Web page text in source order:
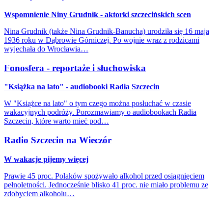
Wspomnienie Niny Grudnik - aktorki szczecińskich scen
Nina Grudnik (także Nina Grudnik-Banucha) urodziła się 16 maja
1936 roku w Dąbrowie Górniczej. Po wojnie wraz z rodzicami
wyjechała do Wrocławia…
Fonosfera - reportaże i słuchowiska
"Książka na lato" - audiobooki Radia Szczecin
W "Książce na lato" o tym czego można posłuchać w czasie
wakacyjnych podróży. Porozmawiamy o audiobookach Radia
Szczecin, które warto mieć pod…
Radio Szczecin na Wieczór
W wakacje pijemy więcej
Prawie 45 proc. Polaków spożywało alkohol przed osiągnięciem
pełnoletności. Jednocześnie blisko 41 proc. nie miało problemu ze
zdobyciem alkoholu…